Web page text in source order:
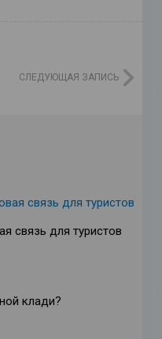
СЛЕДУЮЩАЯ ЗАПИСЬ
связь для туристов
клади?